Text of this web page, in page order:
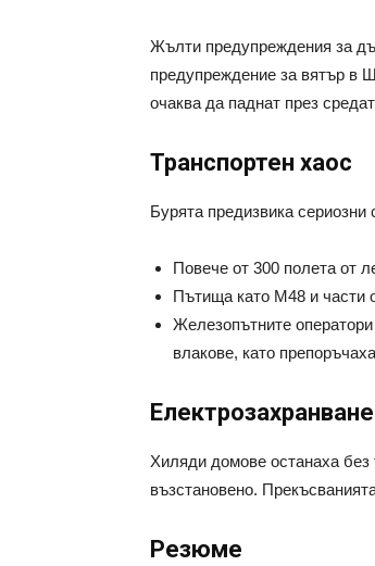
Жълти предупреждения за
предупреждение за вятър в
очаква да паднат през
Транспортен хаос
Бурята предизвика
Повече от 300 полета от
Пътища като М48 и части
Железопътните
влакове, като
Електрозахранване
Хиляди домове останаха
възстановено.
Резюме